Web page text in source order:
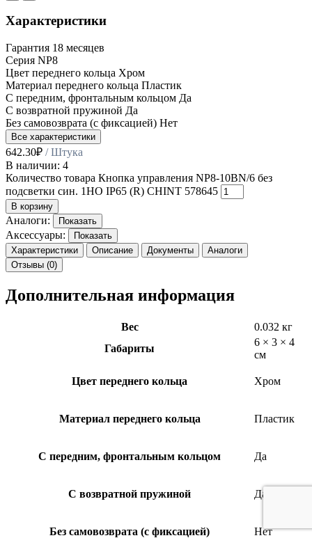
Характеристики
Гарантия 18 месяцев
Серия NP8
Цвет переднего кольца Хром
Материал переднего кольца Пластик
С передним, фронтальным кольцом Да
С возвратной пружиной Да
Без самовозврата (с фиксацией) Нет
Все характеристики
642.30₽ / Штука
В наличии: 4
Количество товара Кнопка управления NP8-10BN/6 без
подсветки син. 1НО IP65 (R) CHINT 578645
В корзину
Аналоги: Показать
Аксессуары:
Показать
Характеристики
Описание Документы
Аналоги
Отзывы (0)
Дополнительная информация
Вес
0.032 кг
Габариты
6 × 3 × 4
см
Цвет переднего кольца Хром
Материал переднего кольца Пластик
С передним, фронтальным кольцом Да
С возвратной пружиной Да
Без самовозврата (с фиксацией) Нет